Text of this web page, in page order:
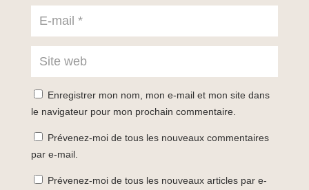
Enregistrer mon nom, mon e-mail et mon site dans
le navigateur pour mon prochain commentaire.
Prévenez-moi de tous les nouveaux commentaires
par e-mail.
Prévenez-moi de tous les nouveaux articles par e-